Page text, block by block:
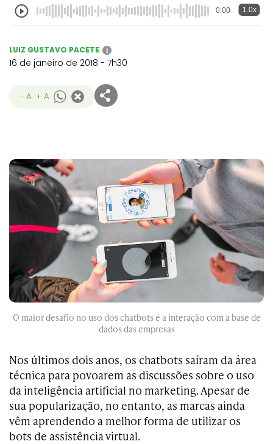
0:00 1.0x
LUIZ GUSTAVO PACETE i
16 de janeiro de 2018 - 7h30
- A + A
O maior desafio no uso dos chatbots é a interação com a base de
dados das empresas
Nos últimos dois anos, os chatbots saíram da área
técnica para povoarem as discussões sobre o uso
da inteligência artificial no marketing. Apesar de
sua popularização, no entanto, as marcas ainda
vêm aprendendo a melhor forma de utilizar os
bots de assistência virtual.